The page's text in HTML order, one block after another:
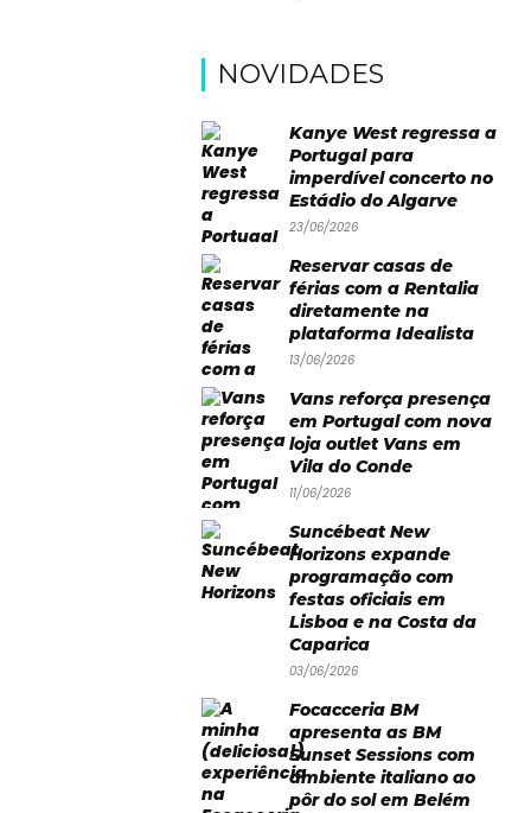
NOVIDADES
Kanye West regressa a
Portugal para
imperdível concerto no
Estádio do Algarve
23/06/2026
Reservar casas de
férias com a Rentalia
diretamente na
plataforma Idealista
13/06/2026
Vans reforça presença
em Portugal com nova
loja outlet Vans em
Vila do Conde
11/06/2026
Suncébeat New
Horizons expande
programação com
festas oficiais em
Lisboa e na Costa da
Caparica
03/06/2026
Focacceria BM
apresenta as BM
Sunset Sessions com
ambiente italiano ao
pôr do sol em Belém